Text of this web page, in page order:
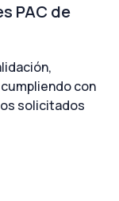
PAC de
con
solicitados